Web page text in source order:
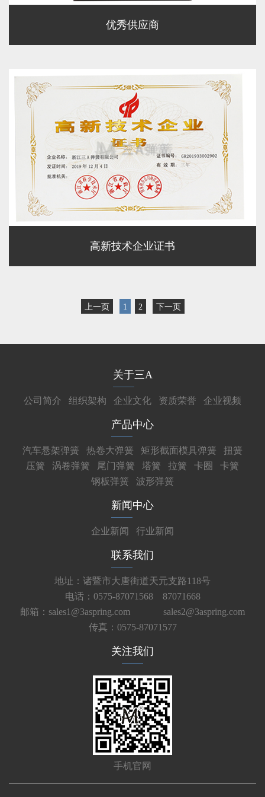
优秀供应商
高新技术企业证书
上一页 1 2 下一页
关于三A
公司简介 组织架构 企业文化 资质荣誉 企业视频
产品中心
汽车悬架弹簧 热卷大弹簧 矩形截面模具弹簧
扭簧
压簧
涡卷弹簧 尾门弹簧 塔簧 拉簧 卡圈
卡簧
钢板弹簧
波形弹簧
新闻中心
企业新闻 行业新闻
联系我们
地址：诸暨市大唐街道天元支路118号
电话：0575-87071568 87071668
邮箱：sales1@3aspring.com
sales2@3aspring.com
传真：0575-87071577
关注我们
手机官网